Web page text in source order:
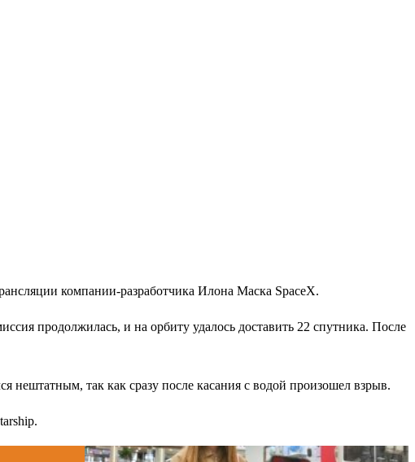
компании-разработчика Илона Маска SpaceX.
продолжилась, и на орбиту удалось доставить 22 спутника. После
нештатным, так как сразу после касания с водой произошел взрыв.